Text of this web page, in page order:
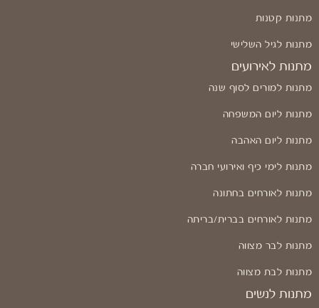
מתנות קטנות
מתנות לגיל השלישי
מתנות לאירועים
מתנות למורים לסוף שנה
מתנות ליום המשפחה
מתנות ליום האהבה
מתנות לימי כיף ואירועי חברה
מתנות לאורחים בחתונה
מתנות לאורחים בברית/בריתה
מתנות לבר מצווה
מתנות לבת מצווה
מתנות לנשים